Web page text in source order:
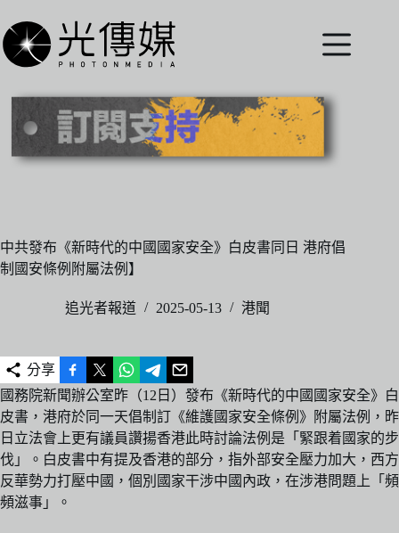
至
主
內
中共發布《新時代的中國國家安全》白皮書同日 港府倡
制國安條例附屬法例】
追光者報道 2025-05-13 港聞
分享
國務院新聞辦公室昨（12日）發布《新時代的中國國家安全》白
皮書，港府於同一天倡制訂《維護國家安全條例》附屬法例，昨
日立法會上更有議員讚揚香港此時討論法例是「緊跟着國家的步
伐」。白皮書中有提及香港的部分，指外部安全壓力加大，西方
反華勢力打壓中國，個別國家干涉中國內政，在涉港問題上「頻
頻滋事」。